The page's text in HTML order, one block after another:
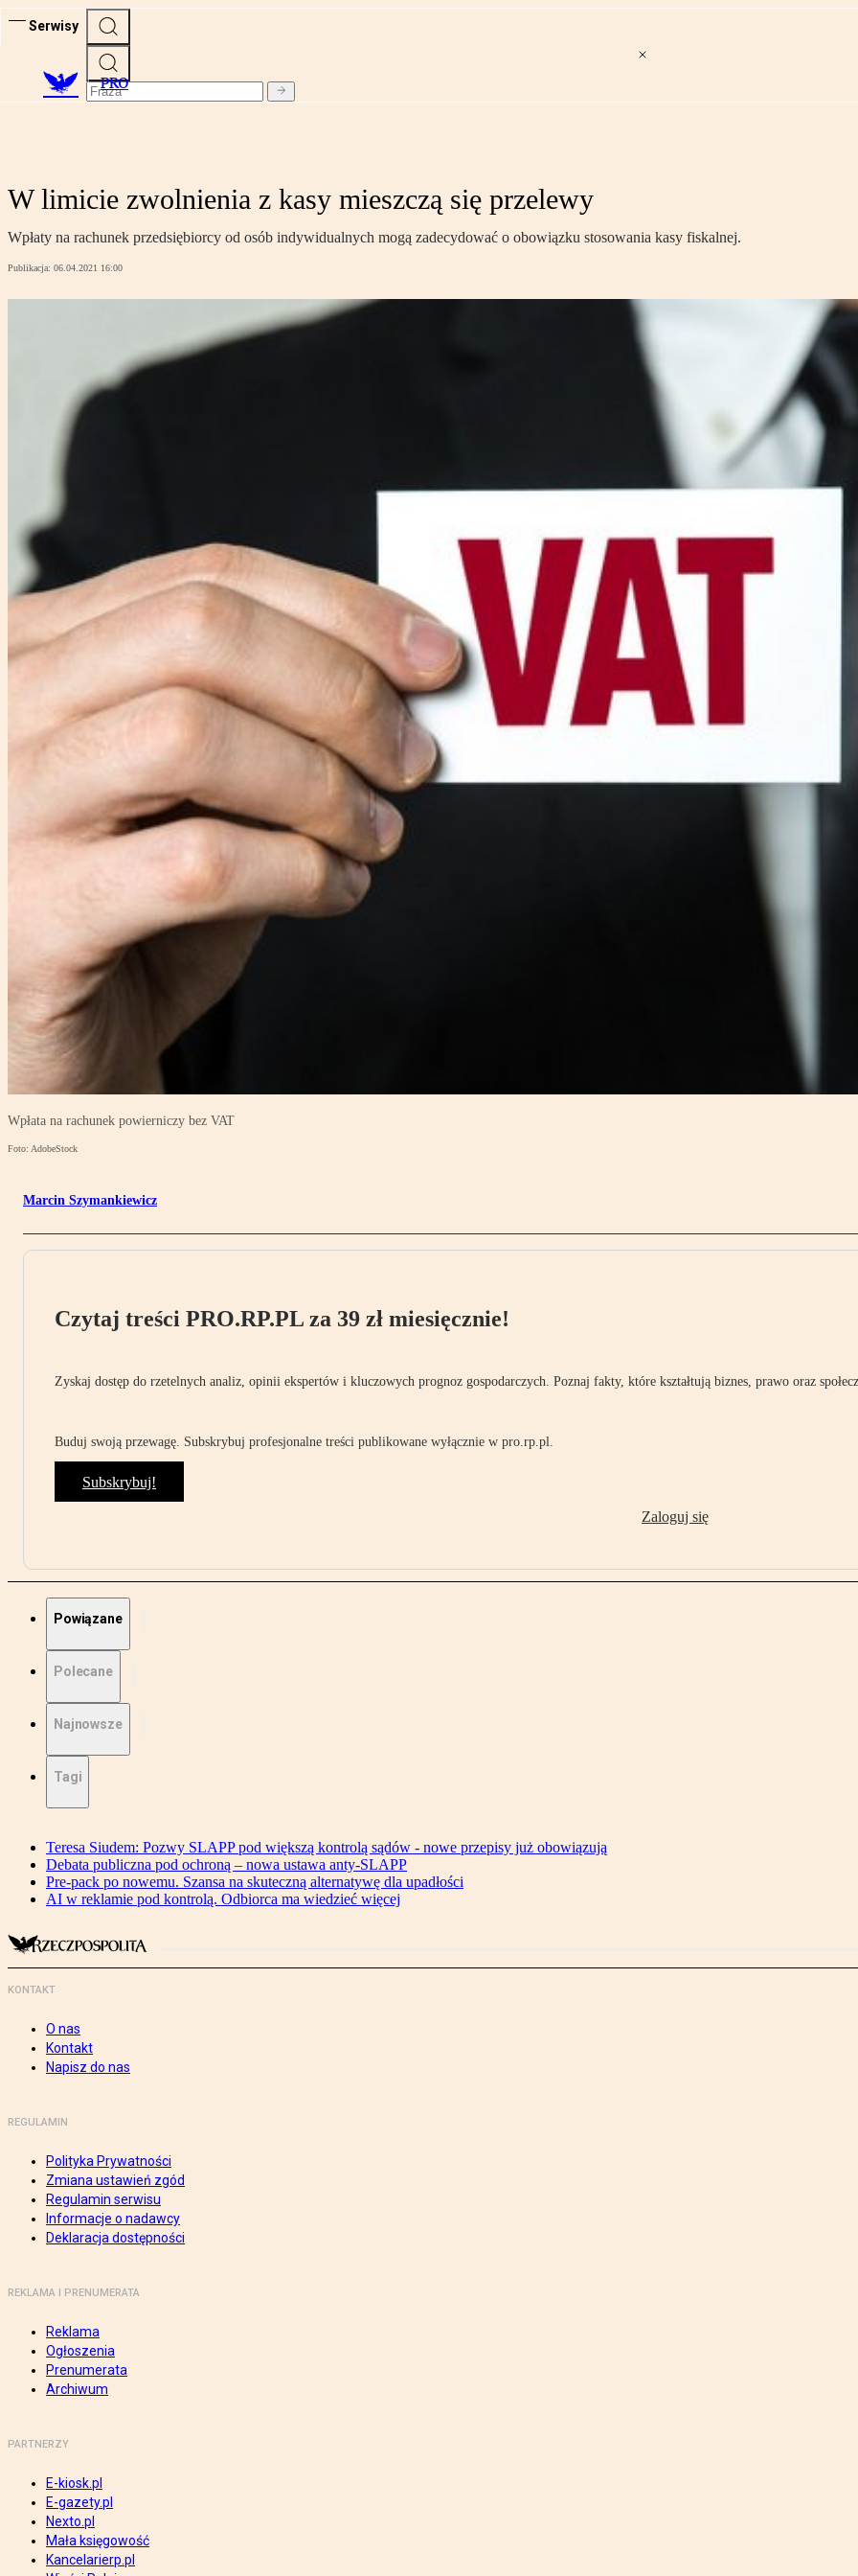
Serwisy
PRO
W limicie zwolnienia z kasy mieszczą się przelewy
Wpłaty na rachunek przedsiębiorcy od osób indywidualnych mogą zadecydować o obowiązku stosowania kasy fiskalnej.
Publikacja: 06.04.2021 16:00
Wpłata na rachunek powierniczy bez VAT
Foto: AdobeStock
Marcin Szymankiewicz
Czytaj treści PRO.RP.PL za 39 zł miesięcznie!
Zyskaj dostęp do rzetelnych analiz, opinii ekspertów i kluczowych prognoz gospodarczych. Poznaj fakty, które kształtują biznes, prawo oraz
Buduj swoją przewagę. Subskrybuj profesjonalne treści publikowane wyłącznie w pro.rp.pl.
Subskrybuj!
Zaloguj się
Powiązane
Polecane
Najnowsze
Tagi
Teresa Siudem: Pozwy SLAPP pod większą kontrolą sądów - nowe przepisy już obowiązują
Debata publiczna pod ochroną – nowa ustawa anty-SLAPP
Pre-pack po nowemu. Szansa na skuteczną alternatywę dla upadłości
AI w reklamie pod kontrolą. Odbiorca ma wiedzieć więcej
KONTAKT
O nas
Kontakt
Napisz do nas
REGULAMIN
Polityka Prywatności
Zmiana ustawień zgód
Regulamin serwisu
Informacje o nadawcy
Deklaracja dostępności
REKLAMA I PRENUMERATA
Reklama
Ogłoszenia
Prenumerata
Archiwum
PARTNERZY
E-kiosk.pl
E-gazety.pl
Nexto.pl
Mała księgowość
Kancelarierp.pl